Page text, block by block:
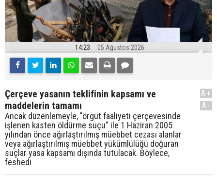
14:23 05 Ağustos 2026
Çerçeve yasanın teklifinin kapsamı ve
maddelerin tamamı
Ancak düzenlemeyle, "örgüt faaliyeti çerçevesinde
işlenen kasten öldürme suçu" ile 1 Haziran 2005
yılından önce ağırlaştırılmış müebbet cezası alanlar
veya ağırlaştırılmış müebbet yükümlülüğü doğuran
suçlar yasa kapsamı dışında tutulacak. Böylece,
feshedi
A+
A-